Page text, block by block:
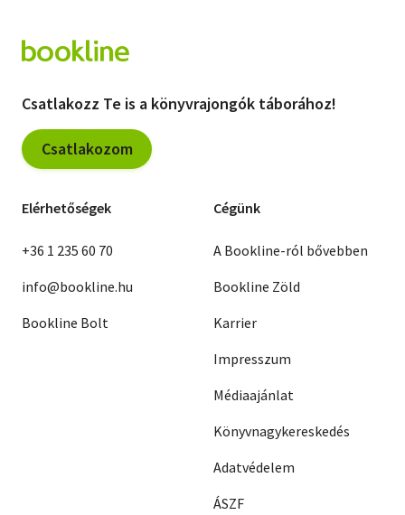
Csatlakozz Te is a könyvrajongók táborához!
Csatlakozom
Elérhetőségek
+36 1 235 60 70
info@bookline.hu
Bookline Bolt
Cégünk
A Bookline-ról bővebben
Bookline Zöld
Karrier
Impresszum
Médiaajánlat
Könyvnagykereskedés
Adatvédelem
ÁSZF